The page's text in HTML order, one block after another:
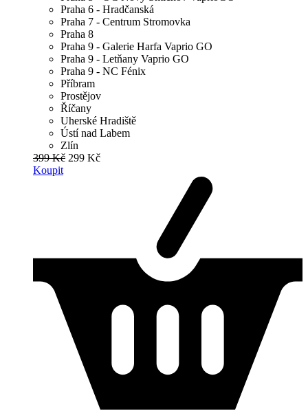
Praha 6 - Hradčanská
Praha 7 - Centrum Stromovka
Praha 8
Praha 9 - Galerie Harfa Vaprio GO
Praha 9 - Letňany Vaprio GO
Praha 9 - NC Fénix
Příbram
Prostějov
Říčany
Uherské Hradiště
Ústí nad Labem
Zlín
399 Kč 299 Kč
Koupit